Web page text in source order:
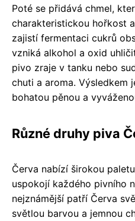
Poté se přidává chmel,
charakteristickou hořkost
zajistí fermentaci cukrů
vzniká alkohol a oxid
pivo zraje v tanku nebo
chuti a aroma. Výsledkem
bohatou pěnou a
Různé druhy piva
Červa nabízí širokou
uspokojí každého pivního
nejznámější patří Červa
světlou barvou a jemnou